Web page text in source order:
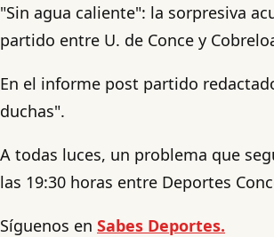
"Sin agua caliente": la sorpresiva
partido entre U. de Conce y
En el informe post partido
duchas".
A todas luces, un problema que
las 19:30 horas entre Deportes
Síguenos en Sabes Deportes.